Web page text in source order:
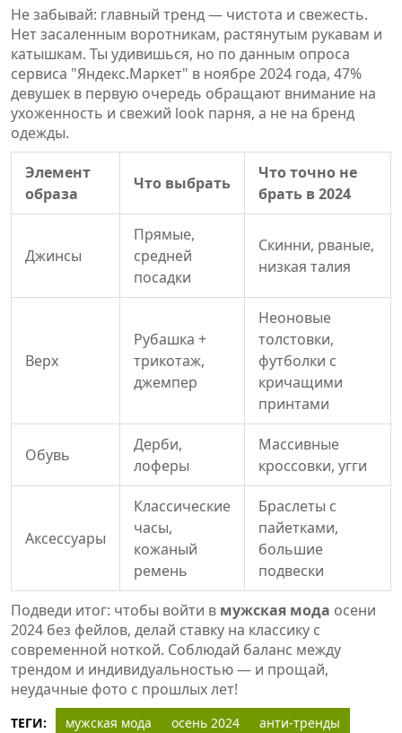
Не забывай: главный тренд — чистота и свежесть.
Нет засаленным воротникам, растянутым рукавам и
катышкам. Ты удивишься, но по данным опроса
сервиса "Яндекс.Маркет" в ноябре 2024 года, 47%
девушек в первую очередь обращают внимание на
ухоженность и свежий look парня, а не на бренд
одежды.
Элемент
образа
Что выбрать
Что точно не
брать в 2024
Джинсы
Прямые,
средней
посадки
Скинни, рваные,
низкая талия
Верх
Рубашка +
трикотаж,
джемпер
Неоновые
толстовки,
футболки с
кричащими
принтами
Обувь
Дерби,
лоферы
Массивные
кроссовки, угги
Аксессуары
Классические
часы,
кожаный
ремень
Браслеты с
пайетками,
большие
подвески
Подведи итог: чтобы войти в мужская мода осени
2024 без фейлов, делай ставку на классику с
современной ноткой. Соблюдай баланс между
трендом и индивидуальностью — и прощай,
неудачные фото с прошлых лет!
ТЕГИ: мужская мода осень 2024 анти-тренды